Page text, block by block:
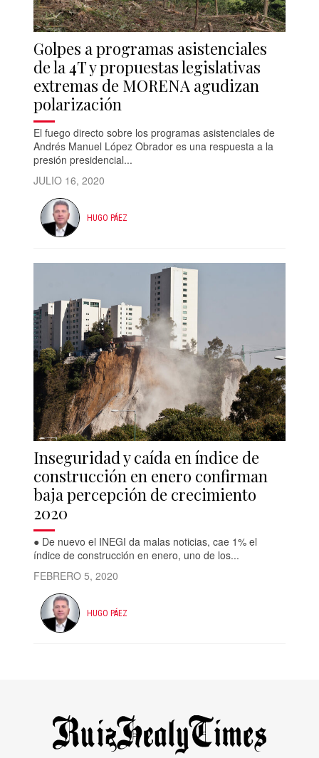
Golpes a programas asistenciales
de la 4T y propuestas legislativas
extremas de MORENA agudizan
polarización
El fuego directo sobre los programas asistenciales de
Andrés Manuel López Obrador es una respuesta a la
presión presidencial...
JULIO 16, 2020
HUGO PÁEZ
Inseguridad y caída en índice de
construcción en enero confirman
baja percepción de crecimiento
2020
● De nuevo el INEGI da malas noticias, cae 1% el
índice de construcción en enero, uno de los...
FEBRERO 5, 2020
HUGO PÁEZ